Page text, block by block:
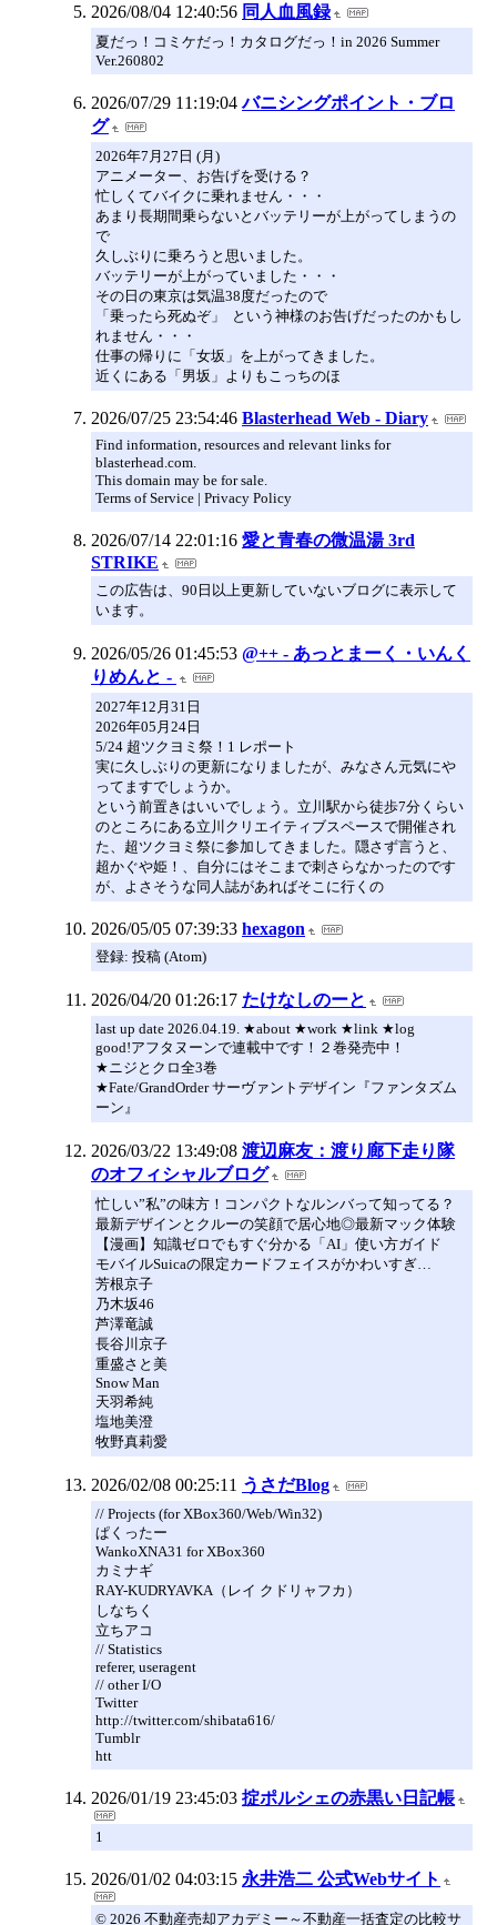
2026/08/04 12:40:56 同人血風録
夏だっ！コミケだっ！カタログだっ！in 2026 Summer
Ver.260802
2026/07/29 11:19:04 バニシングポイント・ブロ
グ
2026年7月27日 (月)
アニメーター、お告げを受ける？
忙しくてバイクに乗れません・・・
あまり長期間乗らないとバッテリーが上がってしまうの
で
久しぶりに乗ろうと思いました。
バッテリーが上がっていました・・・
その日の東京は気温38度だったので
「乗ったら死ぬぞ」 という神様のお告げだったのかもし
れません・・・
仕事の帰りに「女坂」を上がってきました。
近くにある「男坂」よりもこっちのほ
2026/07/25 23:54:46 Blasterhead Web - Diary
Find information, resources and relevant links for
blasterhead.com.
This domain may be for sale.
Terms of Service | Privacy Policy
2026/07/14 22:01:16 愛と青春の微温湯 3rd
STRIKE
この広告は、90日以上更新していないブログに表示して
います。
2026/05/26 01:45:53 @++ - あっとまーく・いんく
りめんと -
2027年12月31日
2026年05月24日
5/24 超ツクヨミ祭！1 レポート
実に久しぶりの更新になりましたが、みなさん元気にや
ってますでしょうか。
という前置きはいいでしょう。立川駅から徒歩7分くらい
のところにある立川クリエイティブスペースで開催され
た、超ツクヨミ祭に参加してきました。隠さず言うと、
超かぐや姫！、自分にはそこまで刺さらなかったのです
が、よさそうな同人誌があればそこに行くの
2026/05/05 07:39:33 hexagon
登録: 投稿 (Atom)
2026/04/20 01:26:17 たけなしのーと
last up date 2026.04.19. ★about ★work ★link ★log
good!アフタヌーンで連載中です！２巻発売中！
★ニジとクロ全3巻
★Fate/GrandOrder サーヴァントデザイン『ファンタズム
ーン』
2026/03/22 13:49:08 渡辺麻友：渡り廊下走り隊
のオフィシャルブログ
忙しい”私”の味方！コンパクトなルンバって知ってる？
最新デザインとクルーの笑顔で居心地◎最新マック体験
【漫画】知識ゼロでもすぐ分かる「AI」使い方ガイド
モバイルSuicaの限定カードフェイスがかわいすぎ…
芳根京子
乃木坂46
芦澤竜誠
長谷川京子
重盛さと美
Snow Man
天羽希純
塩地美澄
牧野真莉愛
2026/02/08 00:25:11 うさだBlog
// Projects (for XBox360/Web/Win32)
ぱくったー
WankoXNA31 for XBox360
カミナギ
RAY-KUDRYAVKA（レイ クドリャフカ）
しなちく
立ちアコ
// Statistics
referer, useragent
// other I/O
Twitter
http://twitter.com/shibata616/
Tumblr
htt
2026/01/19 23:45:03 掟ポルシェの赤黒い日記帳
1
2026/01/02 04:03:15 永井浩二 公式Webサイト
© 2026 不動産売却アカデミー～不動産一括査定の比較サ